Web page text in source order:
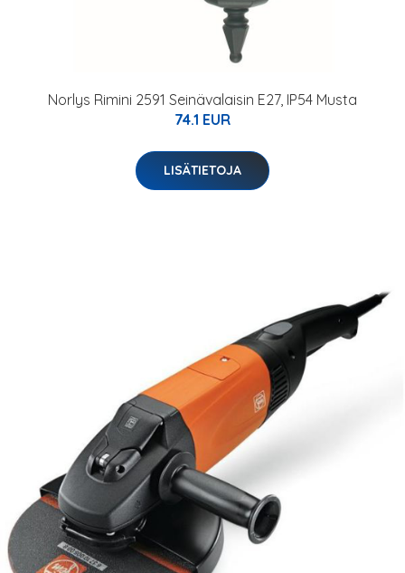
Norlys Rimini 2591 Seinävalaisin E27, IP54 Musta
74.1 EUR
LISÄTIETOJA